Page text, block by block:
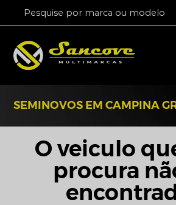
SEMINOVOS EM CAMPINA
O veiculo
procura